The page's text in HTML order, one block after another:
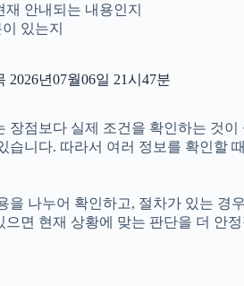
재 안내되는 내용인지
있는지
년07월06일 21시47분
점보다 실제 조건을 확인하는 것
습니다. 따라서 여러 정보를 확인할
나누어 확인하고, 절차가 있는 경
면 현재 상황에 맞는 판단을 더 안